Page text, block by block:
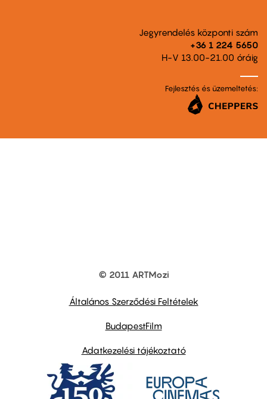
Jegyrendelés központi szám
+36 1 224 5650
H-V 13.00-21.00 óráig
Fejlesztés és üzemeltetés:
© 2011 ARTMozi
Általános Szerződési Feltételek
BudapestFilm
Adatkezelési tájékoztató